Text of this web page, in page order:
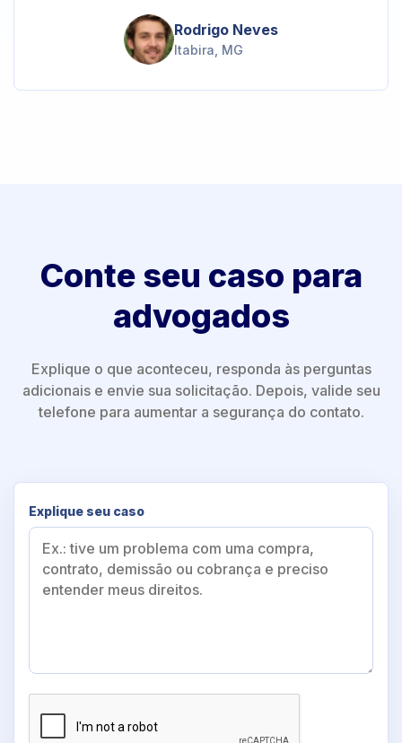
Rodrigo Neves
Itabira, MG
Conte seu caso para
advogados
Explique o que aconteceu, responda às perguntas
adicionais e envie sua solicitação. Depois, valide seu
telefone para aumentar a segurança do contato.
Explique seu caso